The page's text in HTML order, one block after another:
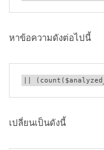
หาข้อความดังต่อไปนี้
||
เปลี่ยนเป็นดังนี้